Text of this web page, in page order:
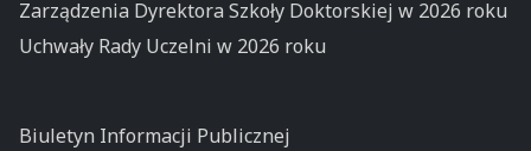
Zarządzenia Dyrektora Szkoły Doktorskiej w 2026 roku
Uchwały Rady Uczelni w 2026 roku
Biuletyn Informacji Publicznej